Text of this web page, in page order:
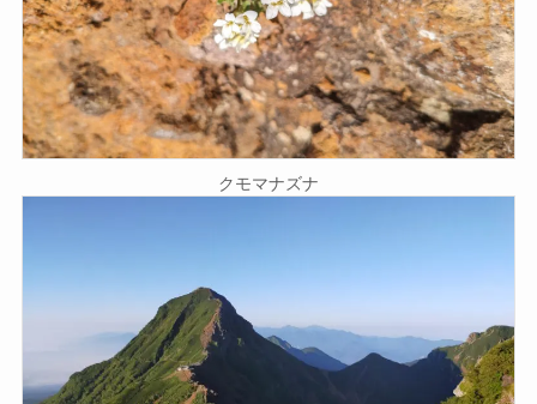
クモマナズナ